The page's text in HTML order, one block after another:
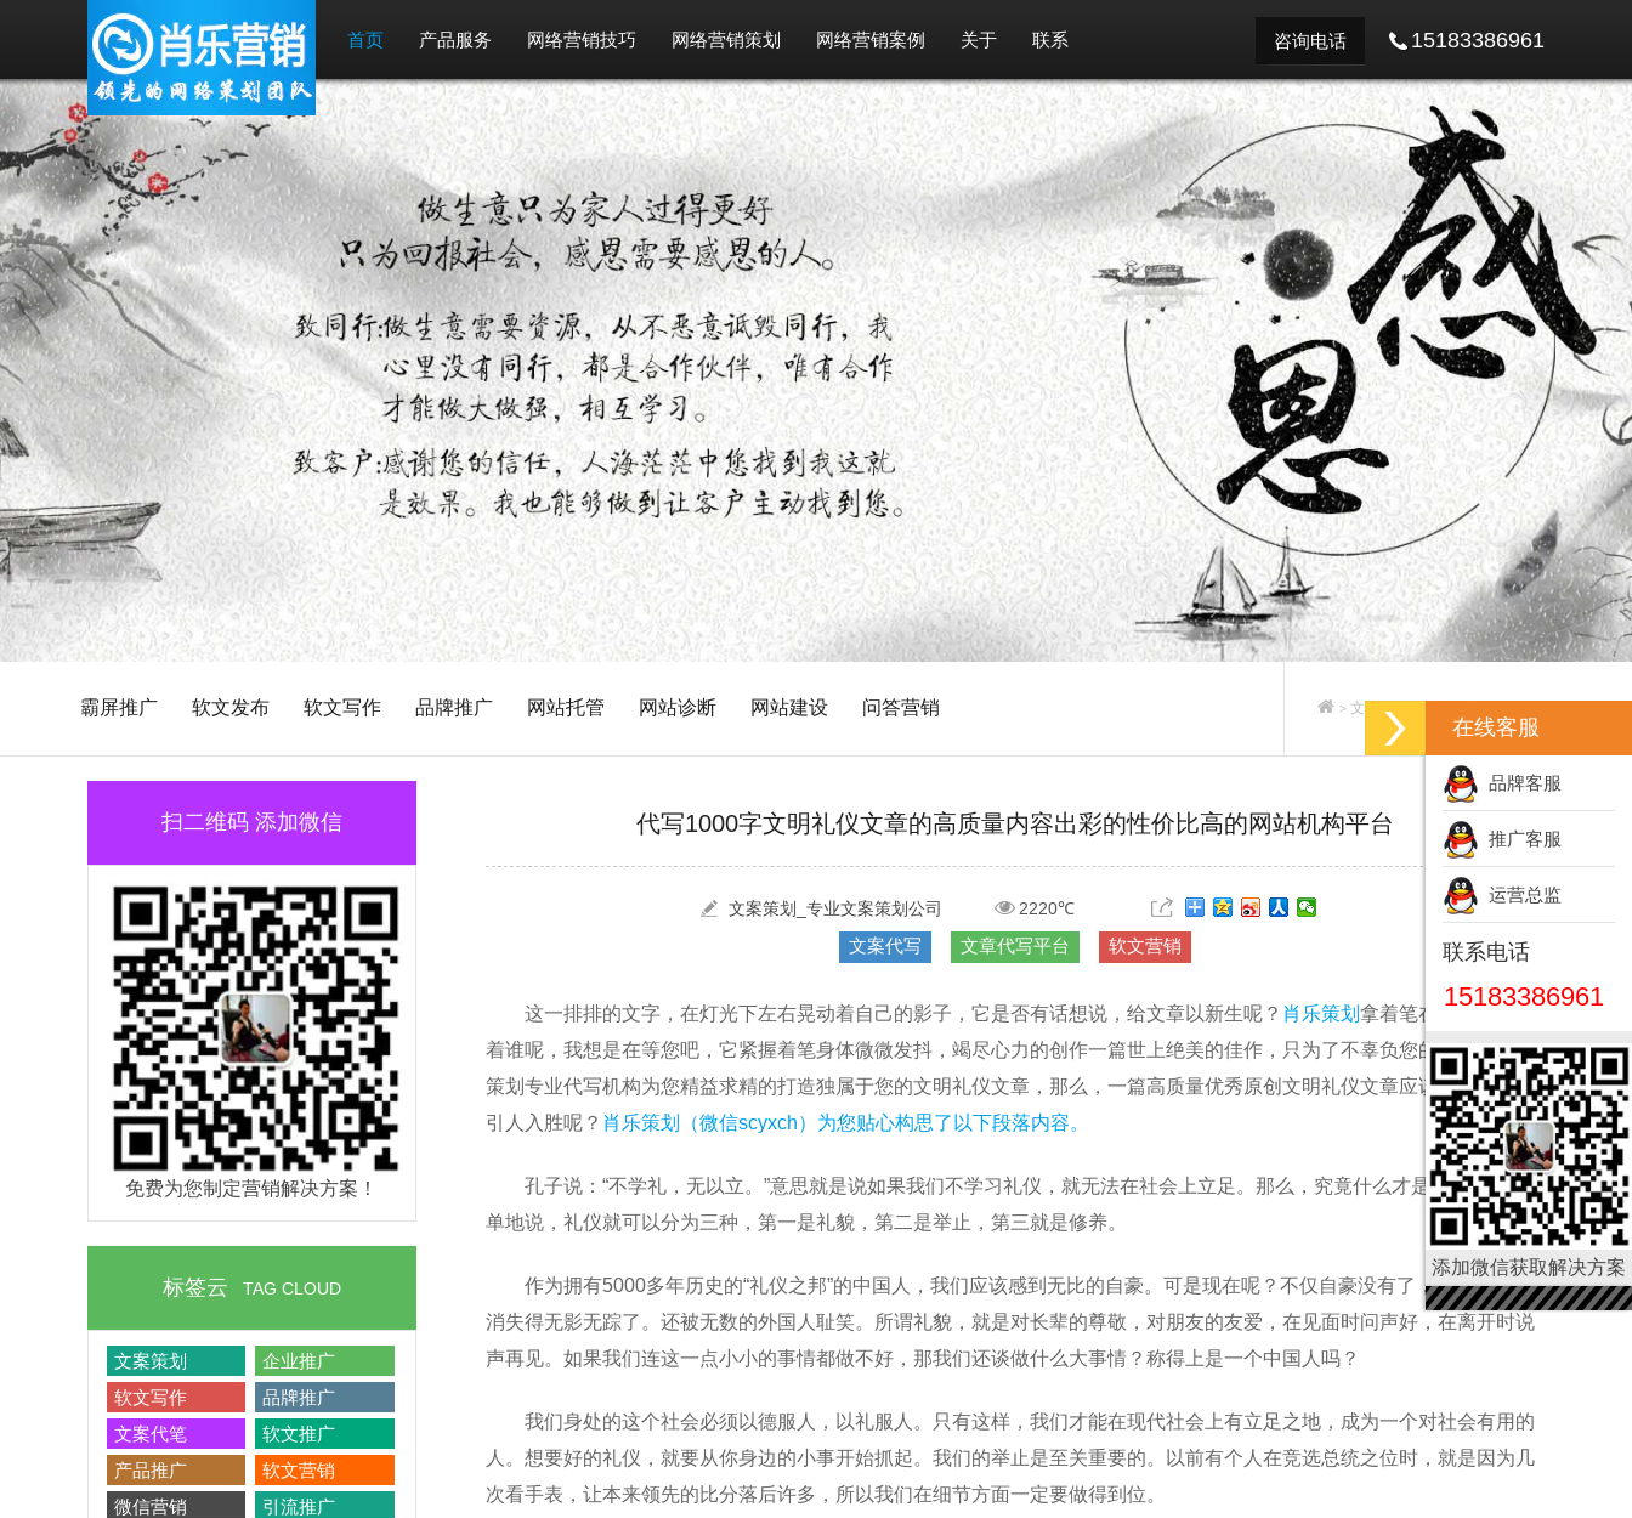
首页 产品服务 网络营销技巧 网络营销策划 网络营销案例 关于 联系 咨询电话 15183386961
霸屏推广 软文发布 软文写作 品牌推广 网站托管 网站诊断 网站建设 问答营销 > 文案策划_专业文案策划公司
扫二维码 添加微信
免费为您制定营销解决方案！
标签云 TAG CLOUD
文案策划
企业推广
软文写作
品牌推广
文案代笔
软文推广
产品推广
软文营销
微信营销
引流推广
代写1000字文明礼仪文章的高质量内容出彩的性价比高的网站机构平台
文案策划_专业文案策划公司 2220℃
文案代写 文章代写平台 软文营销
这一排排的文字，在灯光下左右晃动着自己的影子，它是否有话想说，给文章以新生呢？ 肖乐策划 拿着笔在焦急的等待
着谁呢，我想是在等您吧，它紧握着笔身体微微发抖，竭尽心力的创作一篇世上绝美的佳作，只为了不辜负您的信任。肖乐
策划专业代写机构为您精益求精的打造独属于您的文明礼仪文章，那么，一篇高质量优秀原创文明礼仪文章应该怎么写才更
引人入胜呢？ 肖乐策划（微信scyxch）为您贴心构思了以下段落内容。
孔子说：“不学礼，无以立。”意思就是说如果我们不学习礼仪，就无法在社会上立足。那么，究竟什么才是礼仪呢？简
单地说，礼仪就可以分为三种，第一是礼貌，第二是举止，第三就是修养。
作为拥有5000多年历史的“礼仪之邦”的中国人，我们应该感到无比的自豪。可是现在呢？不仅自豪没有了，而且礼貌也
消失得无影无踪了。还被无数的外国人耻笑。所谓礼貌，就是对长辈的尊敬，对朋友的友爱，在见面时问声好，在离开时说
声再见。如果我们连这一点小小的事情都做不好，那我们还谈做什么大事情？称得上是一个中国人吗？
我们身处的这个社会必须以德服人，以礼服人。只有这样，我们才能在现代社会上有立足之地，成为一个对社会有用的
人。想要好的礼仪，就要从你身边的小事开始抓起。我们的举止是至关重要的。以前有个人在竞选总统之位时，就是因为几
次看手表，让本来领先的比分落后许多，所以我们在细节方面一定要做得到位。
在线客服
品牌客服
推广客服
运营总监
联系电话
15183386961
添加微信获取解决方案